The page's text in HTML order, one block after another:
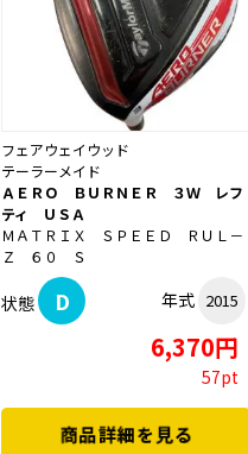
フェアウェイウッド
テーラーメイド
ＡＥＲＯ ＢＵＲＮＥＲ ３Ｗ レフ
ティ ＵＳＡ
ＭＡＴＲＩＸ ＳＰＥＥＤ ＲＵＬ－
Ｚ ６０ Ｓ
状態 D 年式 2015
6,370円
57pt